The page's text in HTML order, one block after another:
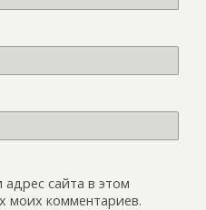
сайта в этом
моих комментариев.